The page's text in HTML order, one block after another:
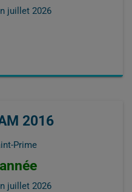
juillet 2026
2016
Prime
juillet 2026